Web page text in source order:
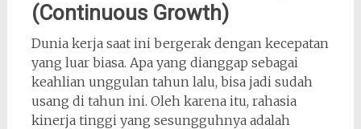
(Continuous Growth)
Dunia kerja saat ini bergerak dengan kecepatan
yang luar biasa. Apa yang dianggap sebagai
keahlian unggulan tahun lalu, bisa jadi sudah
usang di tahun ini. Oleh karena itu, rahasia
kinerja tinggi yang sesungguhnya adalah